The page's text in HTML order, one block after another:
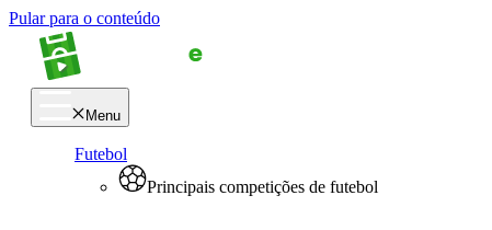
Pular para o conteúdo
Menu
Futebol
Principais competições de futebol